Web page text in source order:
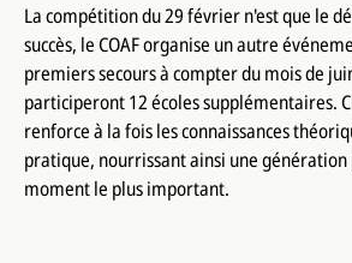
La compétition du 29 février n'est que le
succès, le COAF organise un autre
premiers secours à compter du mois de
participeront 12 écoles supplémentaires.
renforce à la fois les connaissances
pratique, nourrissant ainsi une
moment le plus important.